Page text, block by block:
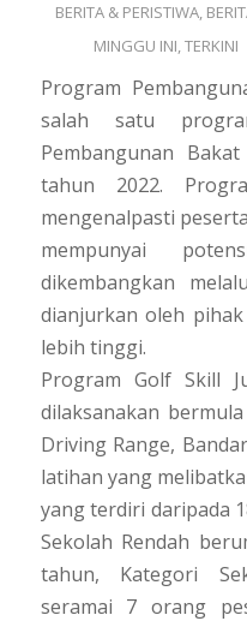
BERITA & PERISTIWA,
MINGGU INI,TERKINI
Program
salah satu
Pembangunan
tahun 2022.
mengenalpasti
mempunyai
dikembangkan
dianjurkan oleh pihak
lebih tinggi.
Program Golf Skill
dilaksanakan
Driving Range,
latihan yang
yang terdiri daripada
Sekolah Rendah
tahun, Kategori
seramai 7 orang